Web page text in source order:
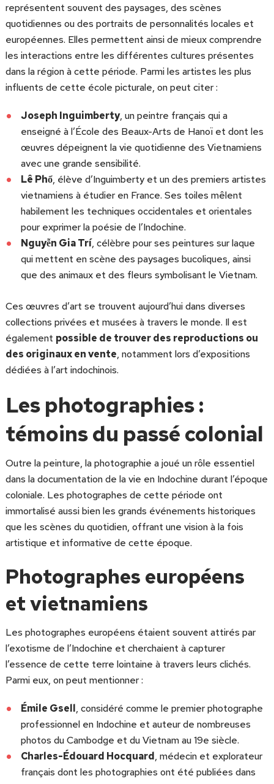
représentent souvent des paysages, des scènes
quotidiennes ou des portraits de personnalités locales et
européennes. Elles permettent ainsi de mieux comprendre
les interactions entre les différentes cultures présentes
dans la région à cette période. Parmi les artistes les plus
influents de cette école picturale, on peut citer :
Joseph Inguimberty, un peintre français qui a
enseigné à l’École des Beaux-Arts de Hanoï et dont les
œuvres dépeignent la vie quotidienne des Vietnamiens
avec une grande sensibilité.
Lê Phổ, élève d’Inguimberty et un des premiers artistes
vietnamiens à étudier en France. Ses toiles mêlent
habilement les techniques occidentales et orientales
pour exprimer la poésie de l’Indochine.
Nguyễn Gia Trí, célèbre pour ses peintures sur laque
qui mettent en scène des paysages bucoliques, ainsi
que des animaux et des fleurs symbolisant le Vietnam.
Ces œuvres d’art se trouvent aujourd’hui dans diverses
collections privées et musées à travers le monde. Il est
également possible de trouver des reproductions ou
des originaux en vente, notamment lors d’expositions
dédiées à l’art indochinois.
Les photographies :
témoins du passé colonial
Outre la peinture, la photographie a joué un rôle essentiel
dans la documentation de la vie en Indochine durant l’époque
coloniale. Les photographes de cette période ont
immortalisé aussi bien les grands événements historiques
que les scènes du quotidien, offrant une vision à la fois
artistique et informative de cette époque.
Photographes européens
et vietnamiens
Les photographes européens étaient souvent attirés par
l’exotisme de l’Indochine et cherchaient à capturer
l’essence de cette terre lointaine à travers leurs clichés.
Parmi eux, on peut mentionner :
Émile Gsell, considéré comme le premier photographe
professionnel en Indochine et auteur de nombreuses
photos du Cambodge et du Vietnam au 19e siècle.
Charles-Édouard Hocquard, médecin et explorateur
français dont les photographies ont été publiées dans